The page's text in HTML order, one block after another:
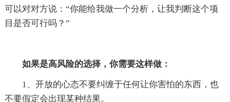
可以对对方说：“你能给我做一个分析，让我判断这个项
目是否可行吗？”
如果是高风险的选择，你需要这样做：
1、开放的心态不要纠缠于任何让你害怕的东西，也
不要假定会出现某种结果。